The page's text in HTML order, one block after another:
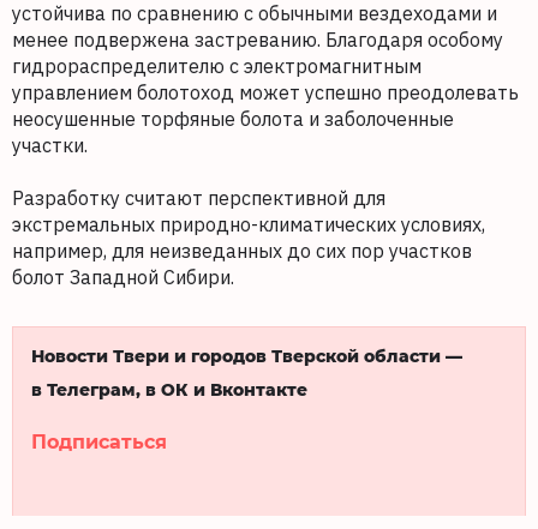
устойчива по сравнению с обычными вездеходами и
менее подвержена застреванию. Благодаря особому
гидрораспределителю с электромагнитным
управлением болотоход может успешно преодолевать
неосушенные торфяные болота и заболоченные
участки.
Разработку считают перспективной для
экстремальных природно-климатических условиях,
например, для неизведанных до сих пор участков
болот Западной Сибири.
Новости Твери и городов Тверской области —
в Телеграм, в ОК и Вконтакте
Подписаться